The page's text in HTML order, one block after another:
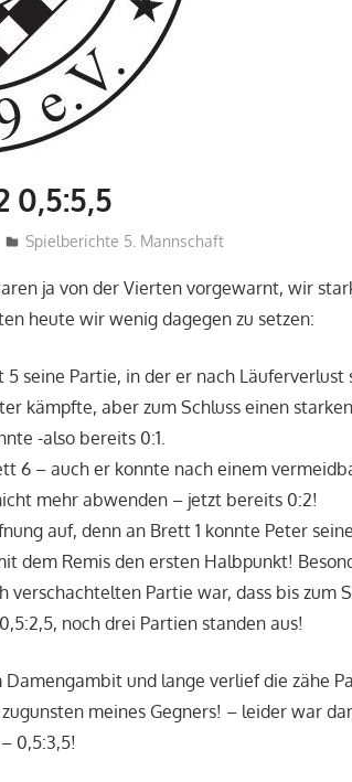
0,5:5,5
Spielberichte 5. Mannschaft
ja von der Vierten vorgewarnt, wir
heute wir wenig dagegen zu setzen:
seine Partie, in der er nach Läuferverlust
kämpfte, aber zum Schluss einen
-also bereits 0:1.
6 – auch er konnte nach einem
mehr abwenden – jetzt bereits 0:2!
auf, denn an Brett 1 konnte Peter
dem Remis den ersten Halbpunkt!
Partie war, dass bis zum
noch drei Partien standen aus!
und lange verlief die zähe
meines Gegners! – leider war
0,5:3,5!